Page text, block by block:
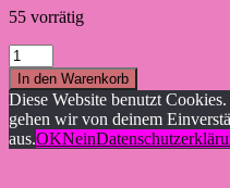
55 vorrätig
AHA
Toner
Menge
In den Warenkorb
Diese Website benutzt
gehen wir von deinem
aus.OKNein